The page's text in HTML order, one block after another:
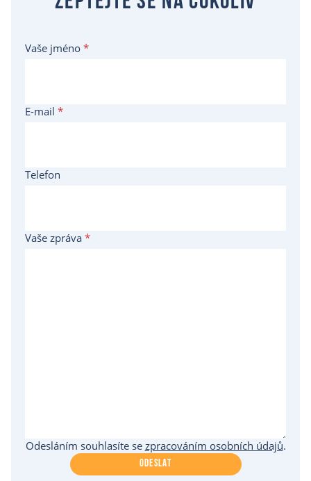
Vaše jméno *
E-mail *
Telefon
Vaše zpráva *
Odesláním souhlasíte se zpracováním osobních údajů.
ODESLAT